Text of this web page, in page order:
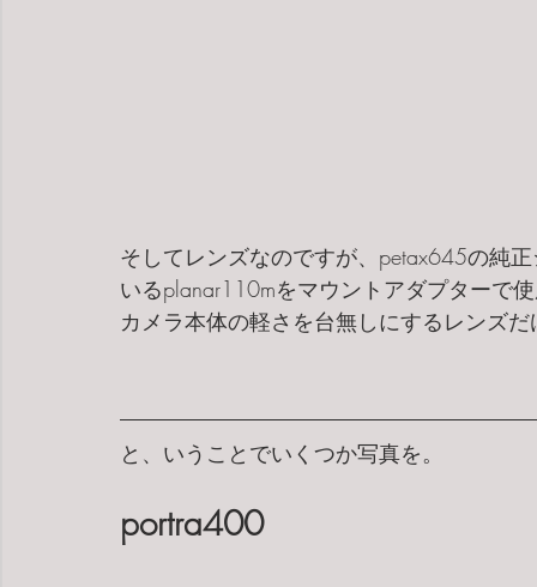
そしてレンズなのですが、petax645の純
いるplanar110mをマウントアダプターで
カメラ本体の軽さを台無しにするレンズ
と、いうことでいくつか写真を。
portra400